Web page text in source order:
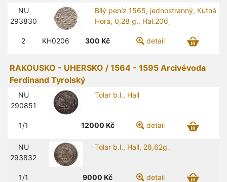
NU
293830
Bílý peníz 1565, jednostranný, Kutná
Hora, 0,28 g., Hal.206_
2 KH0206 300 Kč detail
RAKOUSKO - UHERSKO / 1564 - 1595 Arcivévoda
Ferdinand Tyrolský
NU
290851
Tolar b.l., Hall
1/1 12000 Kč detail
NU
293832
Tolar b.l., Hall, 28,62g_
1/1 9000 Kč detail